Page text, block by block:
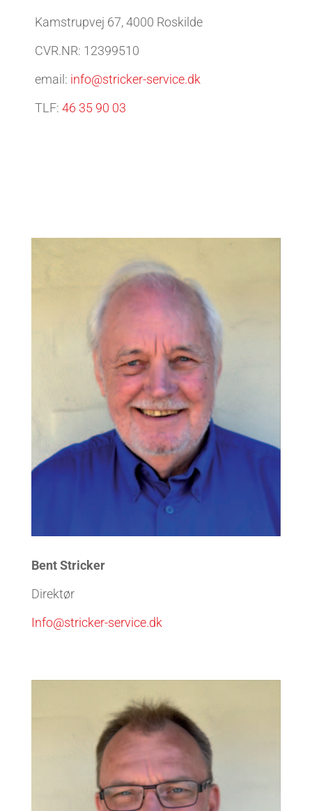
Kamstrupvej 67, 4000 Roskilde
CVR.NR: 12399510
email: info@stricker-service.dk
TLF: 46 35 90 03
Bent Stricker
Direktør
Info@stricker-service.dk